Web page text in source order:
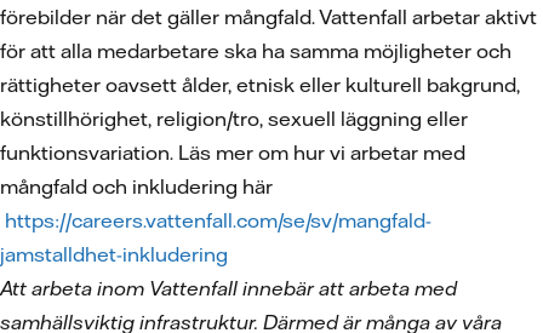
förebilder när det gäller mångfald. Vattenfall arbetar aktivt
för att alla medarbetare ska ha samma möjligheter och
rättigheter oavsett ålder, etnisk eller kulturell bakgrund,
könstillhörighet, religion/tro, sexuell läggning eller
funktionsvariation. Läs mer om hur vi arbetar med
mångfald och inkludering här
https://careers.vattenfall.com/se/sv/mangfald-
jamstalldhet-inkludering
Att arbeta inom Vattenfall innebär att arbeta med
samhällsviktig infrastruktur. Därmed är många av våra